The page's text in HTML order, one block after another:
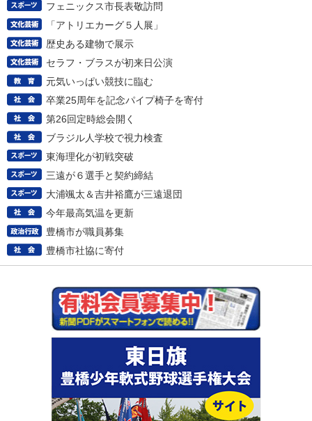
フェニックス市長表敬訪問
「アトリエカーグ５人展」
歴史ある建物で展示
セラフ・ブラスが初来日公演
元気いっぱい競技に臨む
卒業25周年を記念パイプ椅子を寄付
第26回定時総会開く
ブラジル人学校で視力検査
東海理化が初戦突破
三遠が６選手と契約締結
大浦颯太＆吉井裕鷹が三遠退団
今年最高気温を更新
豊橋市が職員募集
豊橋市社協に寄付